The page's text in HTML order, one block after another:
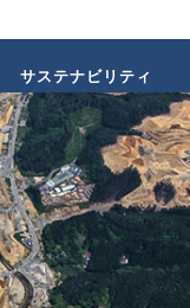
サステナビリティ